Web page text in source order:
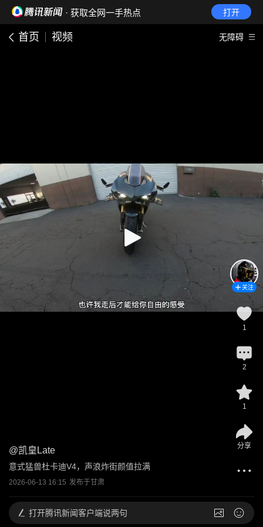
· 获取全网一手热点 打开
首页 视频 无障碍
@凯皇Late
意式猛兽杜卡迪V4，声浪炸街颜值拉满
2026-06-13 16:15 发布于甘肃
关注
1
2
1
分享
打开腾讯新闻客户端说两句